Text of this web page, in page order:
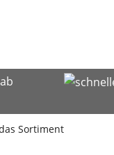
ab
Sortiment